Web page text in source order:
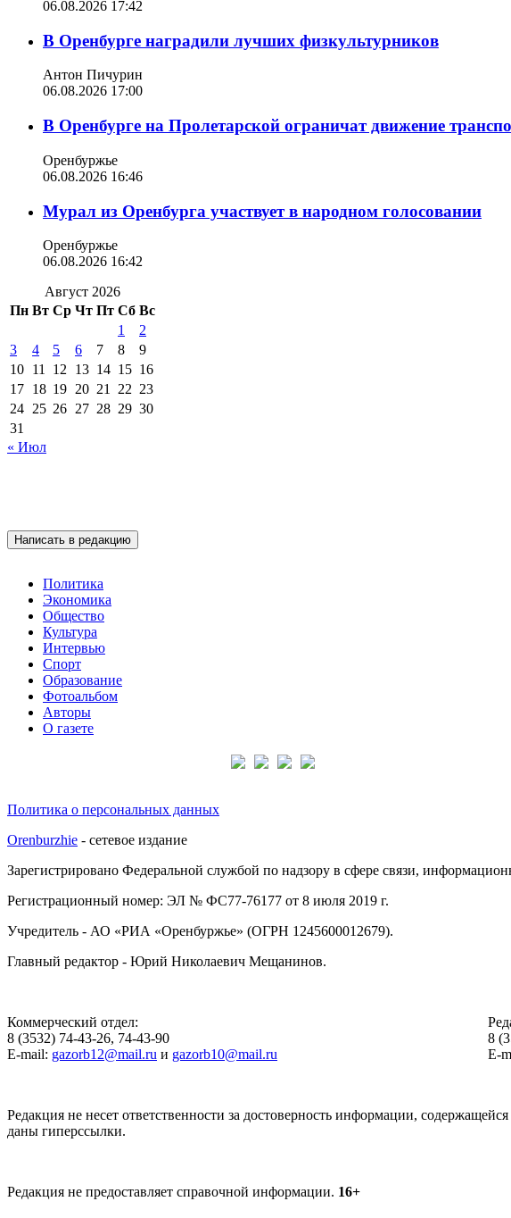
06.08.2026 17:42
В Оренбурге наградили лучших физкультурников
Антон Пичурин
06.08.2026 17:00
В Оренбурге на Пролетарской ограничат движение
Оренбуржье
06.08.2026 16:46
Мурал из Оренбурга участвует в народном голосовании
Оренбуржье
06.08.2026 16:42
Август 2026
Пн Вт Ср Чт Пт Сб Вс
1
2
3
4 5 6 7 8
9
10 11 12 13 14 15 16
17 18 19 20 21 22 23
24 25 26 27 28 29 30
31
« Июл
Написать в редакцию
Политика
Экономика
Общество
Культура
Интервью
Спорт
Образование
Фотоальбом
Авторы
О газете
Политика о персональных данных
Orenburzhie - сетевое издание
Зарегистрировано Федеральной службой по надзору в сфере связи,
Регистрационный номер: ЭЛ № ФС77-76177 от 8 июля 2019 г.
Учредитель - АО «РИА «Оренбуржье» (ОГРН 1245600012679).
Главный редактор - Юрий Николаевич Мещанинов.
Коммерческий отдел:
8 (3532) 74-43-26, 74-43-90
E-mail: gazorb12@mail.ru и gazorb10@mail.ru
8
E-
Редакция не несет ответственности за достоверность информации,
даны гиперссылки.
Редакция не предоставляет справочной информации. 16+